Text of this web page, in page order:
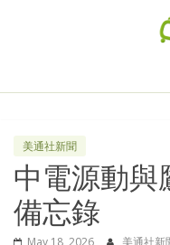
美通社新聞
中電源動與
備忘錄